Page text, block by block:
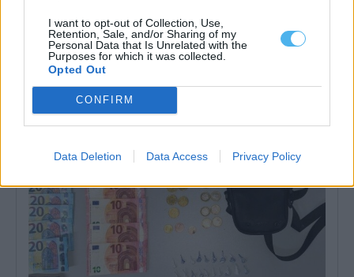
I want to opt-out of Collection, Use,
Retention, Sale, and/or Sharing of my
Personal Data that Is Unrelated with the
Purposes for which it was collected.
Opted Out
CONFIRM
Data Deletion Data Access Privacy Policy
Parque Eólico do Sudoeste: Organização contesta projeto e
pede estudo dos impactos cumulativos
A RENOVAR Santiago do Cacém contesta o Parque Eólico do
Sudoeste e exige uma...